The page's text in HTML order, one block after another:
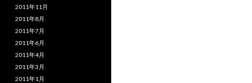
2011年11月
2011年8月
2011年7月
2011年6月
2011年4月
2011年3月
2011年1月